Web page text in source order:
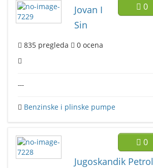
0
Jovan I
Sin
835 pregleda 0 ocena
---
Benzinske i plinske pumpe
0
Jugoskandik Petrol